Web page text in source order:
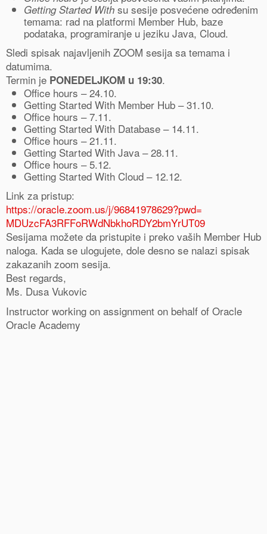
Getting Started With su sesije posvećene određenim
temama: rad na platformi Member Hub, baze
podataka, programiranje u jeziku Java, Cloud.
Sledi spisak najavljenih ZOOM sesija sa temama i
datumima.
Termin je PONEDELJKOM u 19:30.
Office hours – 24.10.
Getting Started With Member Hub – 31.10.
Office hours – 7.11.
Getting Started With Database – 14.11.
Office hours – 21.11.
Getting Started With Java – 28.11.
Office hours – 5.12.
Getting Started With Cloud – 12.12.
Link za pristup:
https://oracle.zoom.us/j/96841978629?pwd=
MDUzcFA3RFFoRWdNbkhoRDY2bmYrUT09
Sesijama možete da pristupite i preko vaših Member Hub
naloga. Kada se ulogujete, dole desno se nalazi spisak
zakazanih zoom sesija.
Best regards,
Ms. Dusa Vukovic
Instructor working on assignment on behalf of Oracle
Oracle Academy